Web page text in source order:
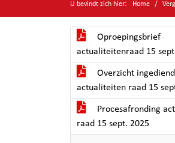
U bevindt zich hier: Home
Oproepingsbrief
actualiteitenraad 15
Overzicht
actualiteiten raad 15
Procesafronding
raad 15 sept. 2025